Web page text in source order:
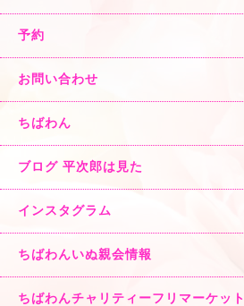
予約
お問い合わせ
ちばわん
ブログ 平次郎は見た
インスタグラム
ちばわんいぬ親会情報
ちばわんチャリティーフリマーケット